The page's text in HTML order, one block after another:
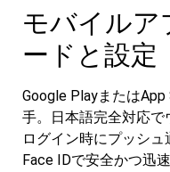
モバイルア
ードと設定
Google Playまたは
手。日本語完全対応
ログイン時にプッシ
Face IDで安全かつ迅